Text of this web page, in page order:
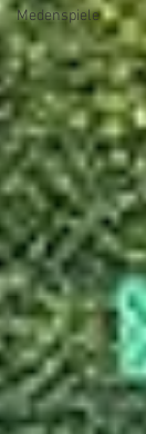
Medenspiele